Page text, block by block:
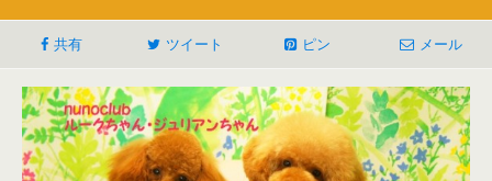
共有 ツイート ピン メール